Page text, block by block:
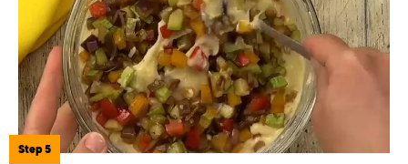
Step 5